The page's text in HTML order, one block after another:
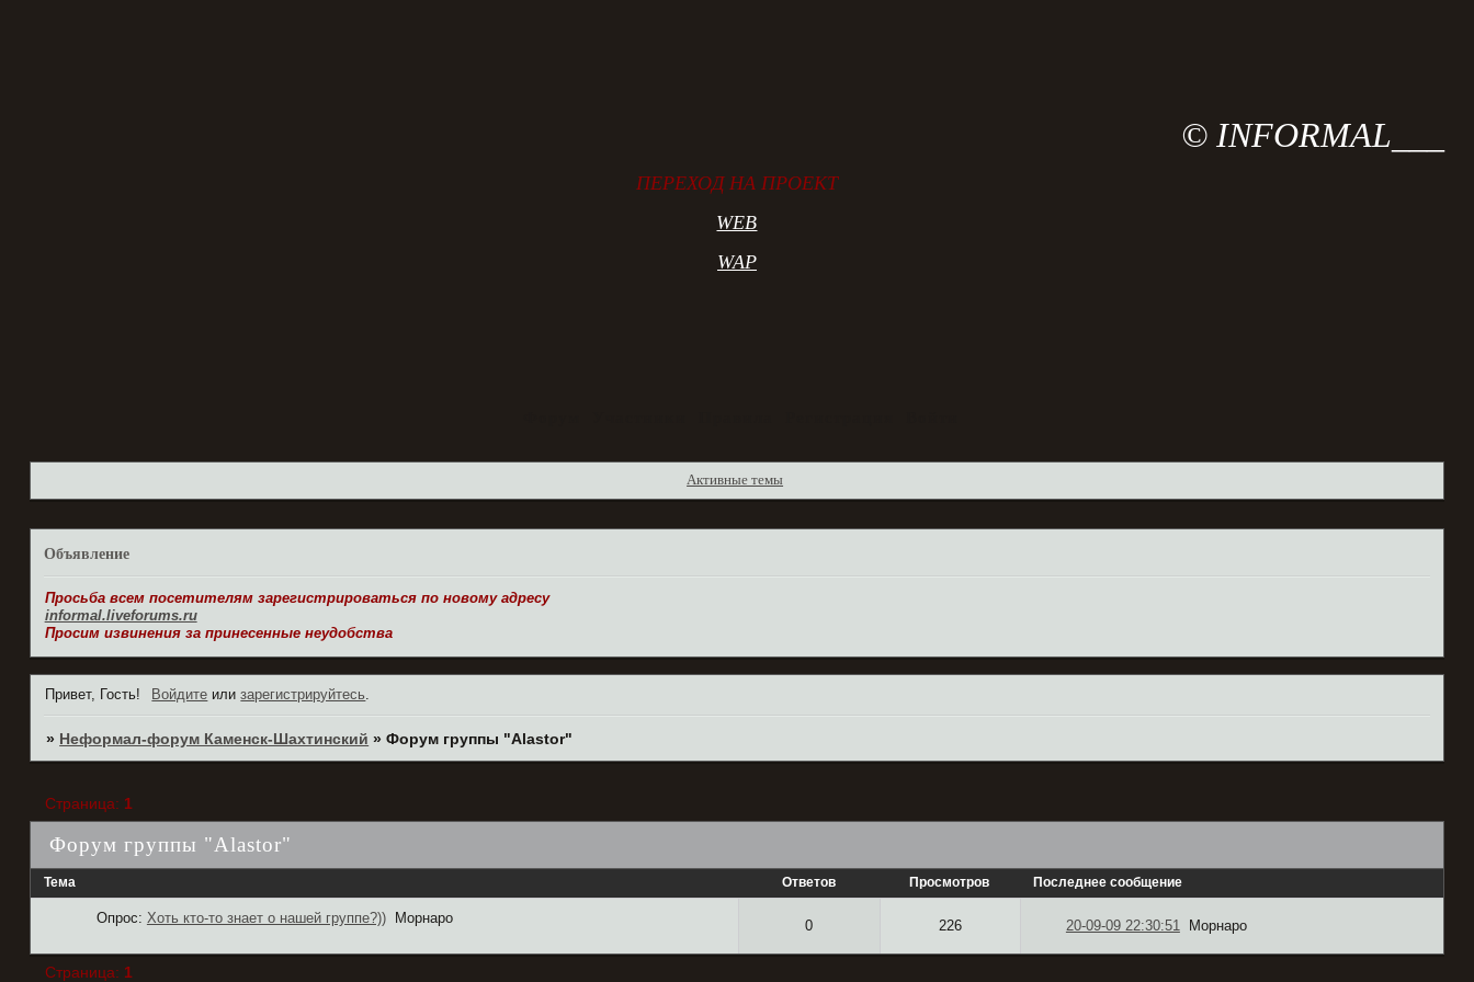
© INFORMAL___
ПЕРЕХОД НА ПРОЕКТ
WEB
WAP
Активные темы
Объявление
Просьба всем посетителям зарегистрироваться по новому адресу
informal.liveforums.ru
Просим извинения за принесенные неудобства
Привет, Гость! Войдите илизарегистрируйтесь.
» Неформал-форум Каменск-Шахтинский »Форум группы "Alastor"
Форум группы "Alastor"
Страница: 1
Тема Ответов Просмотров Последнее сообщение
Опрос: Хоть кто-то знает о нашей группе?)) Морнаро 0 226 20-09-09 22:30:51 Морнаро
Страница: 1